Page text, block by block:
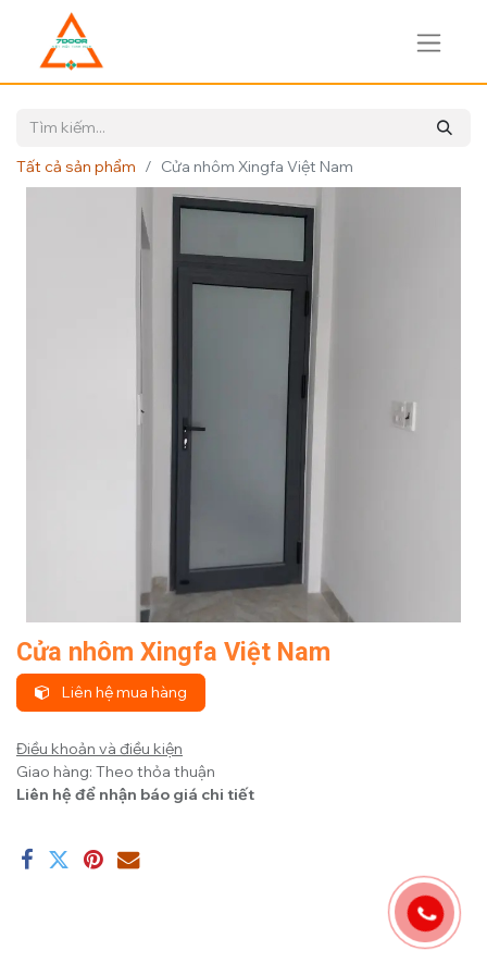
Tất cả sản phẩm Cửa nhôm Xingfa Việt Nam
Cửa nhôm Xingfa Việt Nam
Liên hệ mua hàng
Điều khoản và điều kiện
Giao hàng: Theo thỏa thuận
Liên hệ để nhận báo giá chi tiết